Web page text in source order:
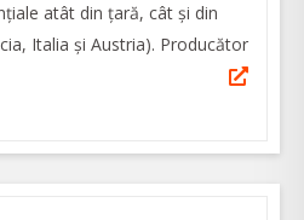
atât din țară, cât și din
Italia și Austria). Producător